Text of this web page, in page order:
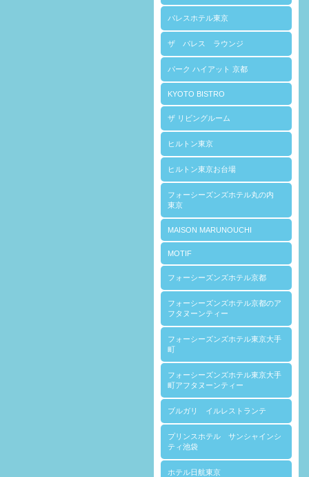
パレスホテル東京
ザ パレス ラウンジ
パーク ハイアット 京都
KYOTO BISTRO
ザ リビングルーム
ヒルトン東京
ヒルトン東京お台場
フォーシーズンズホテル丸の内
東京
MAISON MARUNOUCHI
MOTIF
フォーシーズンズホテル京都
フォーシーズンズホテル京都のア
フタヌーンティー
フォーシーズンズホテル東京大手
町
フォーシーズンズホテル東京大手
町アフタヌーンティー
ブルガリ イルレストランテ
プリンスホテル サンシャインシ
ティ池袋
ホテル日航東京